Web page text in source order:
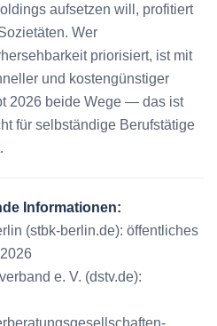
aufsetzen will, profitiert
Wer
priorisiert, ist mit
und kostengünstiger
2026 beide Wege — das ist
für selbständige Berufstätige
Informationen:
(stbk-berlin.de): öffentliches
e. V. (dstv.de):